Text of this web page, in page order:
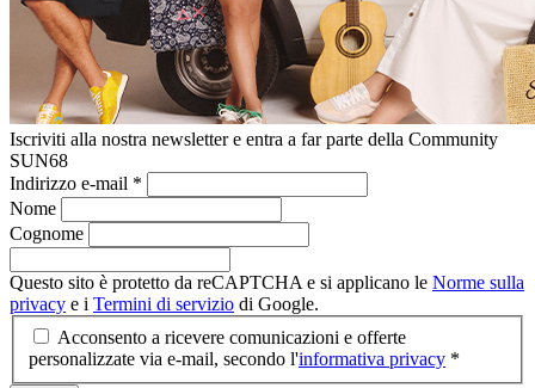
Iscriviti alla nostra newsletter e entra a far parte della Community
SUN68
Indirizzo e-mail *
Nome
Cognome
Questo sito è protetto da reCAPTCHA e si applicano le Norme sulla
privacy e i Termini di servizio di Google.
Acconsento a ricevere comunicazioni e offerte
personalizzate via e-mail, secondo l'informativa privacy *